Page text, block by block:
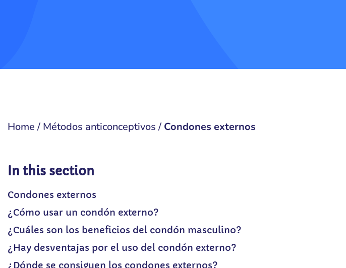
Home/ Métodos anticonceptivos/ Condones externos
In this section
Condones externos
¿Cómo usar un condón externo?
¿Cuáles son los beneficios del condón masculino?
¿Hay desventajas por el uso del condón externo?
¿Dónde se consiguen los condones externos?